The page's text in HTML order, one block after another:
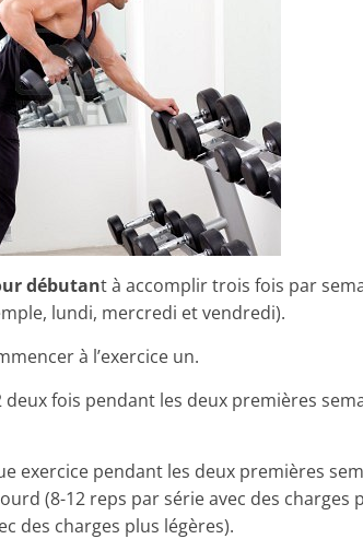
débutant à accomplir trois fois par
lundi, mercredi et vendredi).
à l’exercice un.
fois pendant les deux premières
exercice pendant les deux premières
(8-12 reps par série avec des charges
des charges plus légères).